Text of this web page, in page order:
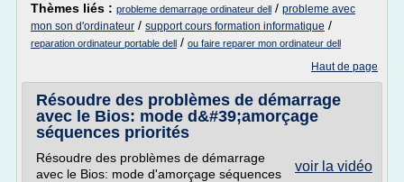
Thèmes liés : probleme demarrage ordinateur dell / probleme avec
mon son d'ordinateur / support cours formation informatique /
reparation ordinateur portable dell / ou faire reparer mon ordinateur dell
Haut de page
Résoudre des problèmes de démarrage
avec le Bios: mode d&#39;amorçage
séquences priorités
voir la vidéo
Résoudre des problèmes de démarrage
avec le Bios: mode d'amorçage séquences